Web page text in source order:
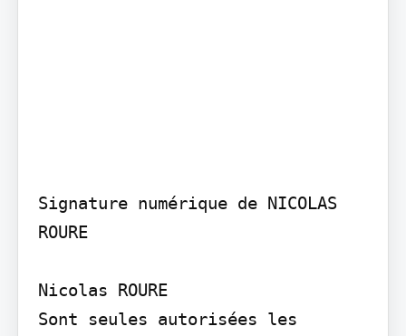
Signature numérique de NICOLAS
ROURE
Nicolas ROURE
Sont seules autorisées les